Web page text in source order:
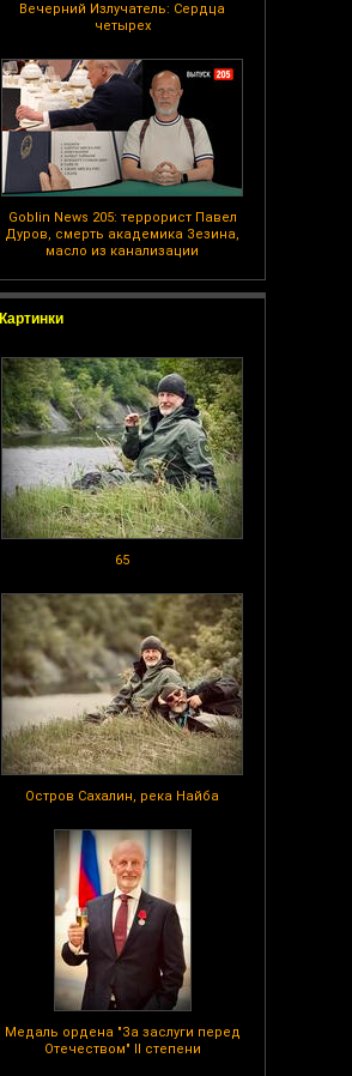
Вечерний Излучатель: Сердца
четырех
Goblin News 205: террорист Павел
Дуров, смерть академика Зезина,
масло из канализации
Картинки
65
Остров Сахалин, река Найба
Медаль ордена "За заслуги перед
Отечеством" II степени